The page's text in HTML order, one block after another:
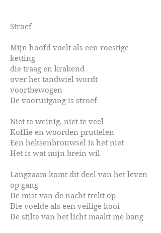
Stroef
Mijn hoofd voelt als een roestige
ketting
die traag en krakend
over het tandwiel wordt
voortbewogen
De vooruitgang is stroef
Niet te weinig, niet te veel
Koffie en woorden pruttelen
Een heksenbrouwsel is het niet
Het is wat mijn brein wil
Langzaam komt dit deel van het leven
op gang
De mist van de nacht trekt op
Die voelde als een veilige kooi
De stilte van het licht maakt me bang